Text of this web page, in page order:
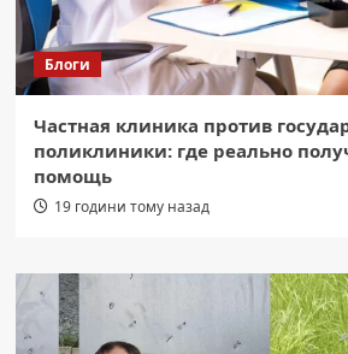
Блоги
Частная клиника против
поликлиники: где реально
помощь
19 години тому назад